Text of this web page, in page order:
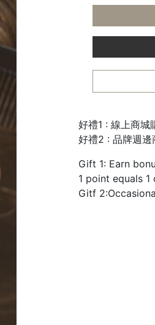
好禮1 : 線上商城
好禮2 : 品牌週邊
Gift 1: Earn
1 point equals
Gitf